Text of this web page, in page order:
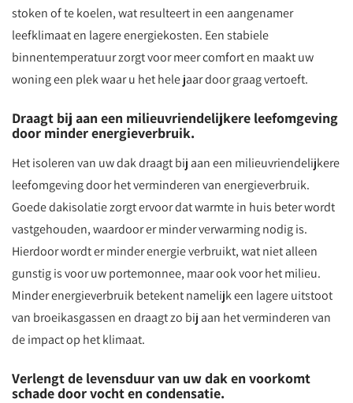
stoken of te koelen, wat resulteert in een aangenamer
leefklimaat en lagere energiekosten. Een stabiele
binnentemperatuur zorgt voor meer comfort en maakt uw
woning een plek waar u het hele jaar door graag vertoeft.
Draagt bij aan een milieuvriendelijkere leefomgeving
door minder energieverbruik.
Het isoleren van uw dak draagt bij aan een milieuvriendelijkere
leefomgeving door het verminderen van energieverbruik.
Goede dakisolatie zorgt ervoor dat warmte in huis beter wordt
vastgehouden, waardoor er minder verwarming nodig is.
Hierdoor wordt er minder energie verbruikt, wat niet alleen
gunstig is voor uw portemonnee, maar ook voor het milieu.
Minder energieverbruik betekent namelijk een lagere uitstoot
van broeikasgassen en draagt zo bij aan het verminderen van
de impact op het klimaat.
Verlengt de levensduur van uw dak en voorkomt
schade door vocht en condensatie.